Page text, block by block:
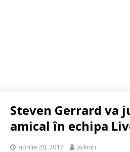
Steven Gerrard va
amical în echipa
aprilie 20, 2017 admin